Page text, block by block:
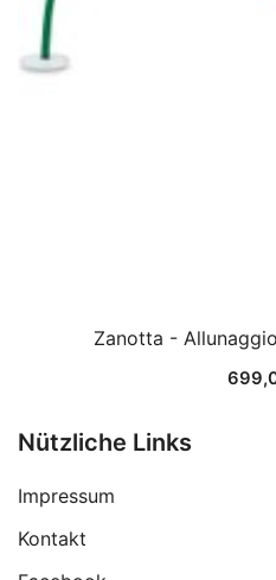
Zanotta -
Nützliche Links
Impressum
Kontakt